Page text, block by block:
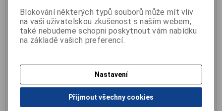
Chodítko čtyřkolové W2230
Taška k chodítku 101
Blokování některých typů souborů může mít vliv
na vaši uživatelskou zkušenost s naším webem,
také nebudeme schopni poskytnout vám nabídku
na základě vašich preferencí.
Nastavení
Přijmout všechny cookies